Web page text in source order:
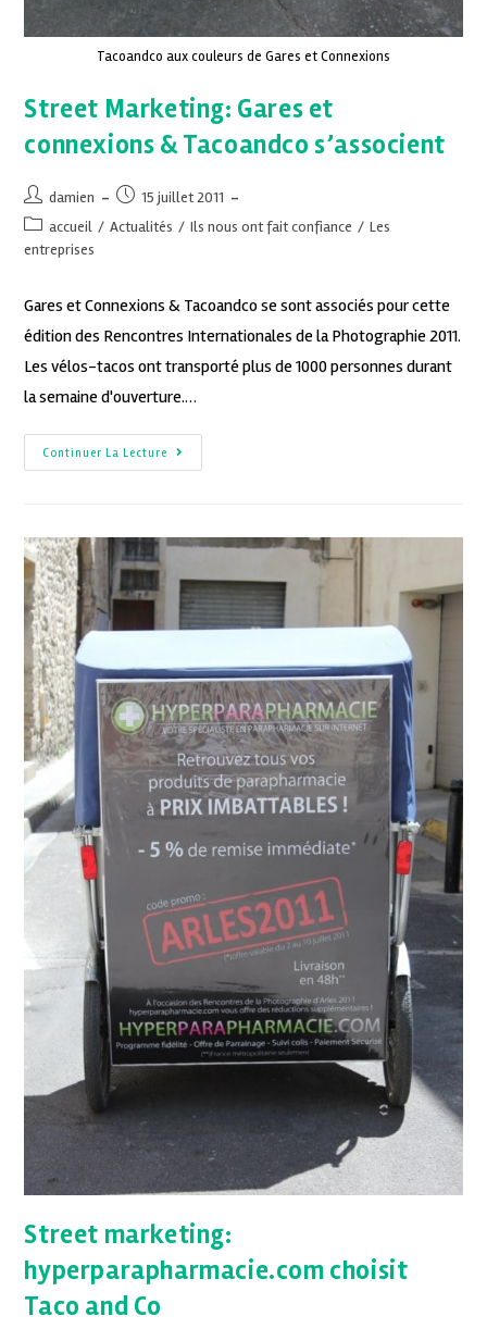
Tacoandco aux couleurs de Gares et Connexions
Street Marketing: Gares et
connexions & Tacoandco s’associent
damien
15 juillet 2011
accueil / Actualités / Ils nous ont fait confiance / Les
entreprises
Gares et Connexions & Tacoandco se sont associés pour cette
édition des Rencontres Internationales de la Photographie 2011.
Les vélos-tacos ont transporté plus de 1000 personnes durant
la semaine d'ouverture.…
Continuer La Lecture
Street marketing:
hyperparapharmacie.com choisit
Taco and Co